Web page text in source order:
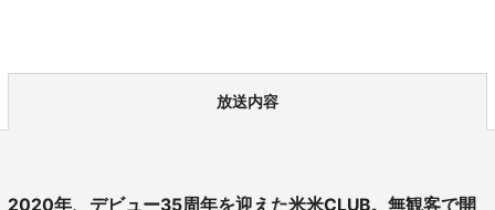
放送内容
2020年、デビュー35周年を迎えた米米CLUB。無観客で開